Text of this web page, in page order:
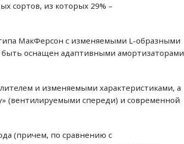
сортов, из которых 29% –
МакФерсон с изменяемыми L-образными
быть оснащен адаптивными амортизаторами
и изменяемыми характеристиками, а
(вентилируемыми спереди) и современной
(причем, по сравнению с